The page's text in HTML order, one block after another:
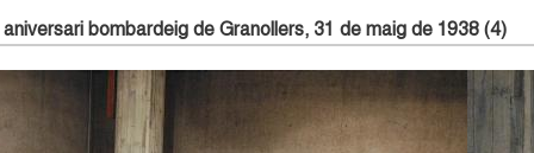
a l'acte. En primer pla el Sr. Luis Iriondo, testimoni bombardeig de Gernika.
bombardeig de Granollers, 31 de maig de 1938 (4)